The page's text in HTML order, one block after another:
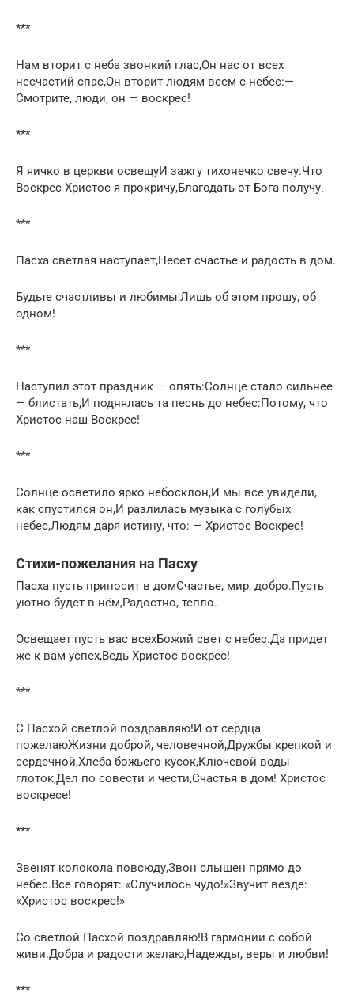
***
Нам вторит с неба звонкий глас,Он нас от всех
несчастий спас,Он вторит людям всем с небес:—
Смотрите, люди, он — воскрес!
***
Я яичко в церкви освещуИ зажгу тихонечко свечу.Что
Воскрес Христос я прокричу,Благодать от Бога получу.
***
Пасха светлая наступает,Несет счастье и радость в дом.
Будьте счастливы и любимы,Лишь об этом прошу, об
одном!
***
Наступил этот праздник — опять:Солнце стало сильнее
— блистать,И поднялась та песнь до небес:Потому, что
Христос наш Воскрес!
***
Солнце осветило ярко небосклон,И мы все увидели,
как спустился он,И разлилась музыка с голубых
небес,Людям даря истину, что: — Христос Воскрес!
Стихи-пожелания на Пасху
Пасха пусть приносит в домСчастье, мир, добро.Пусть
уютно будет в нём,Радостно, тепло.
Освещает пусть вас всехБожий свет с небес.Да придет
же к вам успех,Ведь Христос воскрес!
***
С Пасхой светлой поздравляю!И от сердца
пожелаюЖизни доброй, человечной,Дружбы крепкой и
сердечной,Хлеба божьего кусок,Ключевой воды
глоток,Дел по совести и чести,Счастья в дом! Христос
воскресе!
***
Звенят колокола повсюду,Звон слышен прямо до
небес.Все говорят: «Случилось чудо!»Звучит везде:
«Христос воскрес!»
Со светлой Пасхой поздравляю!В гармонии с собой
живи.Добра и радости желаю,Надежды, веры и любви!
***